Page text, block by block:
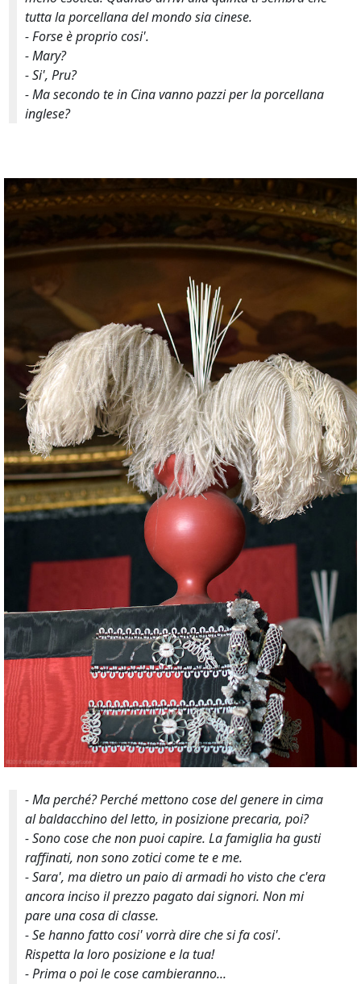
tutta la porcellana del mondo sia cinese.
- Forse è proprio cosi'.
- Mary?
- Si', Pru?
- Ma secondo te in Cina vanno pazzi per la porcellana
inglese?
- Ma perché? Perché mettono cose del genere in cima
al baldacchino del letto, in posizione precaria, poi?
- Sono cose che non puoi capire. La famiglia ha gusti
raffinati, non sono zotici come te e me.
- Sara', ma dietro un paio di armadi ho visto che c'era
ancora inciso il prezzo pagato dai signori. Non mi
pare una cosa di classe.
- Se hanno fatto cosi' vorrà dire che si fa cosi'.
Rispetta la loro posizione e la tua!
- Prima o poi le cose cambieranno...